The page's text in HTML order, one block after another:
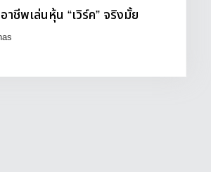
าชีพเล่นหุ้น “เวิร์ค” จริงมั้ย